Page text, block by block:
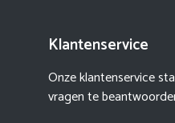
Klantenservice
Onze klantenservice
vragen te